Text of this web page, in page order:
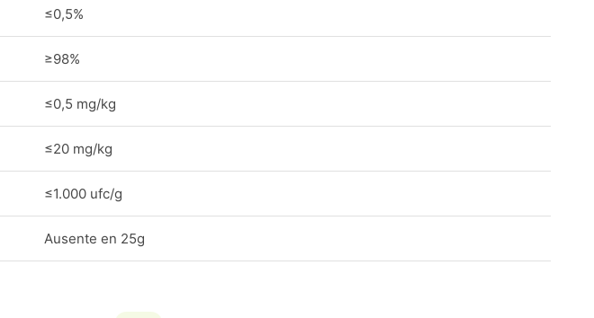
≤0,5%
≥98%
≤0,5 mg/kg
≤20 mg/kg
≤1.000 ufc/g
Ausente en 25g